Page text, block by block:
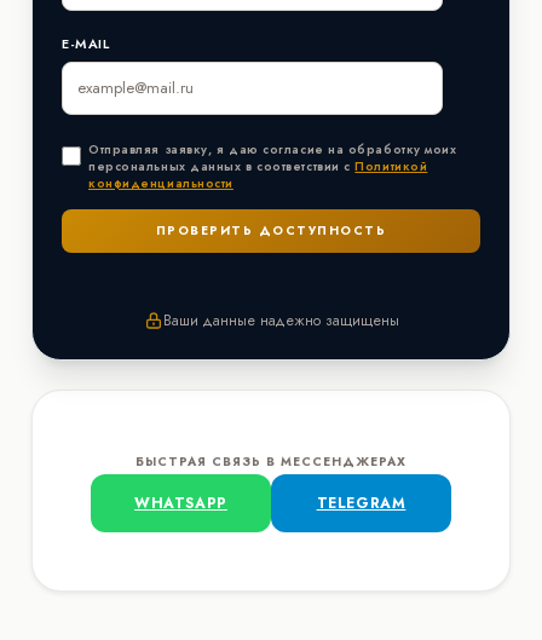
E-MAIL
Отправляя заявку, я даю согласие на обработку моих
персональных данных в соответствии сПолитикой
конфиденциальности
Ваши данные надежно защищены
БЫСТРАЯ СВЯЗЬ В МЕССЕНДЖЕРАХ
WHATSAPP TELEGRAM